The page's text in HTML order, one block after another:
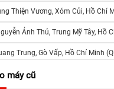
Thiện Vương, Xóm Củi, Hồ Chí
Ảnh Thủ, Trung Mỹ Tây, Hồ
Trung, Gò Vấp, Hồ Chí Minh
Âu Cơ, Tân Phú, Hồ Chí Minh
máy cũ